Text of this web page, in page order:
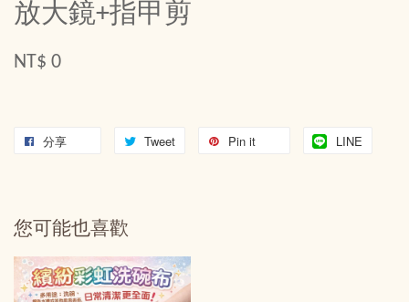
放大鏡+指甲剪
NT$ 0
分享 Tweet Pin it LINE
您可能也喜歡